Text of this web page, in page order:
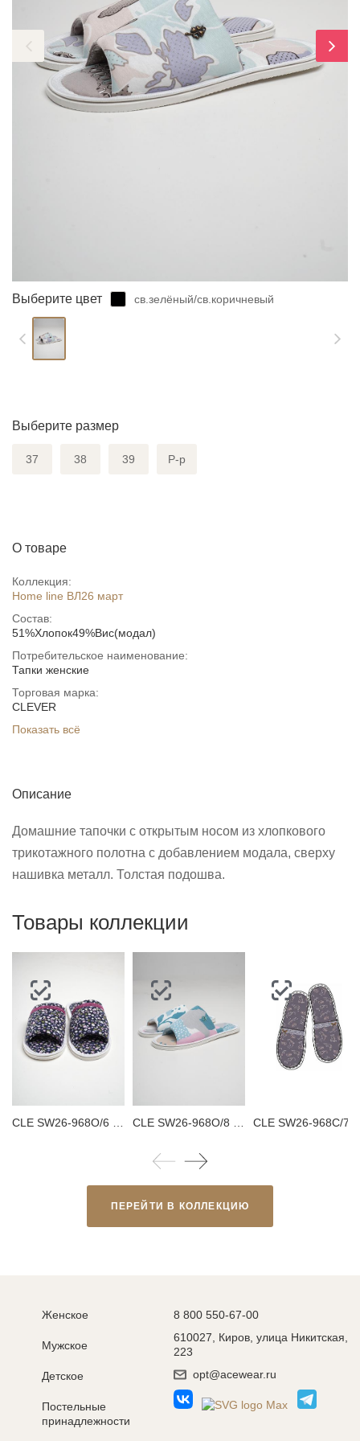
Выберите цвет св.зелёный/св.коричневый
Выберите размер
37 38 39 Р-р
О товаре
Коллекция:
Home line ВЛ26 март
Состав:
51%Хлопок49%Вис(модал)
Потребительское наименование:
Тапки женские
Торговая марка:
CLEVER
Показать всё
Описание
Домашние тапочки с открытым носом из хлопкового
трикотажного полотна с добавлением модала, сверху
нашивка металл. Толстая подошва.
Товары коллекции
ПЕРЕЙТИ В КОЛЛЕКЦИЮ
Женское
Мужское
Детское
Постельные
принадлежности
8 800 550-67-00
610027, Киров, улица Никитская,
223
opt@acewear.ru